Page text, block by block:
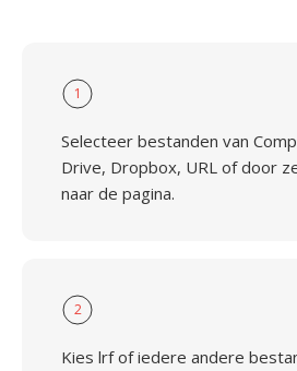
1
Selecteer bestanden van
Drive, Dropbox, URL of door
naar de pagina.
2
Kies lrf of iedere andere